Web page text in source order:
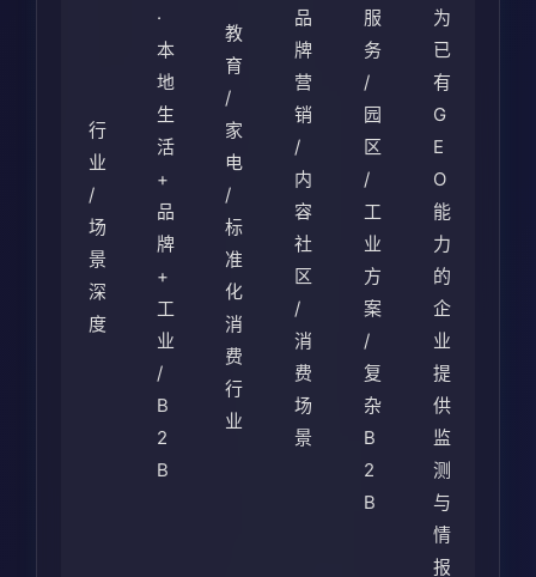
行
业
/
场
景
深
度
·
本
地
生
活
+
品
牌
+
工
业
/
B
2
B
教
育
/
家
电
/
标
准
化
消
费
行
业
品
牌
营
销
/
内
容
社
区
/
消
费
场
景
服
务
/
园
区
/
工
业
方
案
/
复
杂
B
2
B
为
已
有
G
E
O
能
力
的
企
业
提
供
监
测
与
情
报